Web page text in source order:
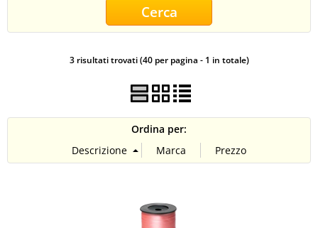
3 risultati trovati (40 per pagina - 1 in totale)
Ordina per: